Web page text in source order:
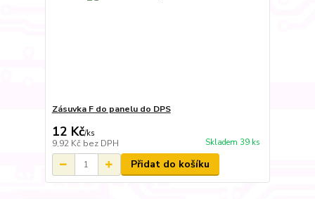
Zásuvka F do panelu do DPS
12 Kč/ks
9,92 Kč bez DPH Skladem 39 ks
Přidat do košíku